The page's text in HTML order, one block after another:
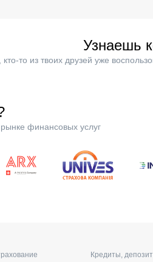
Узнаешь
то из твоих друзей уже
финансовых услуг
Кредиты,